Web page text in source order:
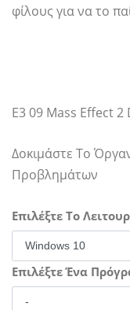
φίλους για να το
E3 09 Mass Effect
Δοκιμάστε Το
Προβλημάτων
Επιλέξτε Το
Επιλέξτε Ένα